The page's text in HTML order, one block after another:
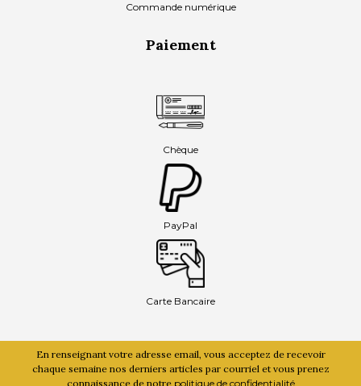
Commande numérique
Paiement
Chèque
PayPal
Carte Bancaire
En renseignant votre adresse email, vous acceptez de recevoir
chaque semaine nos derniers articles par courriel et vous prenez
connaissance de notre politique de confidentialité